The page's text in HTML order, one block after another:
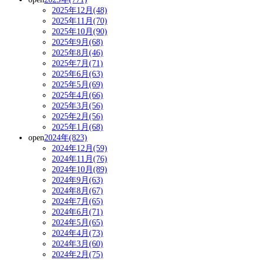
2025年12月(48)
2025年11月(70)
2025年10月(90)
2025年9月(68)
2025年8月(46)
2025年7月(71)
2025年6月(63)
2025年5月(69)
2025年4月(66)
2025年3月(56)
2025年2月(56)
2025年1月(68)
open2024年(823)
2024年12月(59)
2024年11月(76)
2024年10月(89)
2024年9月(63)
2024年8月(67)
2024年7月(65)
2024年6月(71)
2024年5月(65)
2024年4月(73)
2024年3月(60)
2024年2月(75)